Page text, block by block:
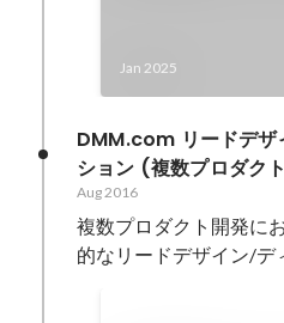
Jan 2025
DMM.com リードデザ
ション (複数プロダク
Aug 2016
複数プロダクト開発に
的なリードデザイン/デ